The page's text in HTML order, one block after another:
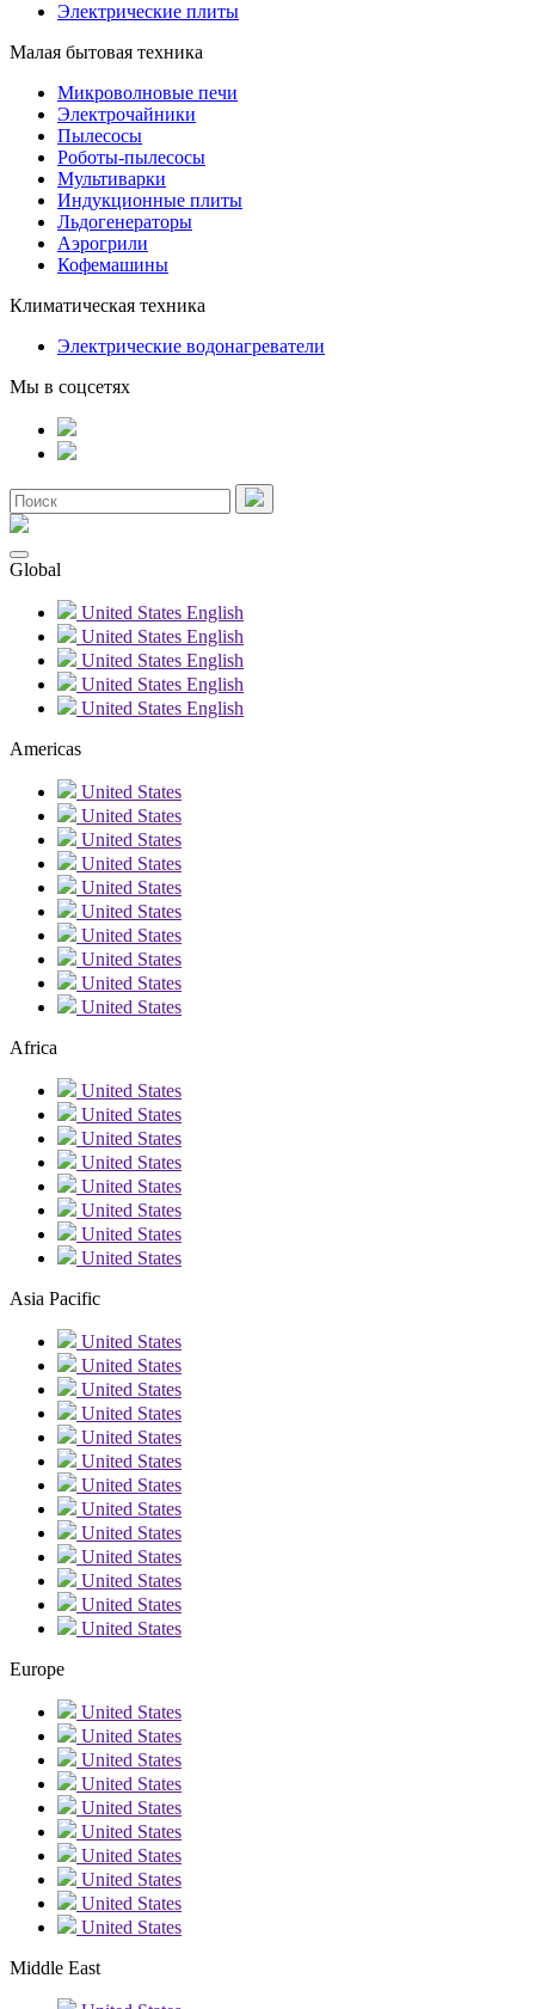
Электрические плиты
Малая бытовая техника
Микроволновые печи
Электрочайники
Пылесосы
Роботы-пылесосы
Мультиварки
Индукционные плиты
Льдогенераторы
Аэрогрили
Кофемашины
Климатическая техника
Электрические водонагреватели
Мы в соцсетях
Global
United States English
United States English
United States English
United States English
United States English
Americas
United States
United States
United States
United States
United States
United States
United States
United States
United States
United States
Africa
United States
United States
United States
United States
United States
United States
United States
United States
Asia Pacific
United States
United States
United States
United States
United States
United States
United States
United States
United States
United States
United States
United States
United States
Europe
United States
United States
United States
United States
United States
United States
United States
United States
United States
United States
Middle East